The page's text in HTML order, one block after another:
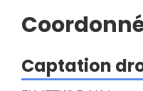
Captation